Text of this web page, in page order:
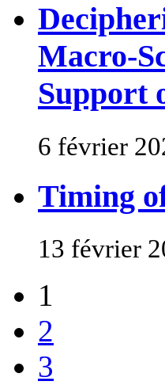
Macro-
Support
6 février
Timing
13 février
1
2
3